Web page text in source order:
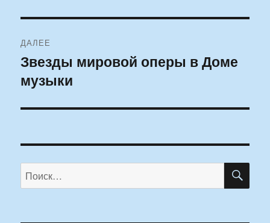
ДАЛЕЕ
Следующая
запись:
Звезды мировой оперы в Доме
музыки
Искать: